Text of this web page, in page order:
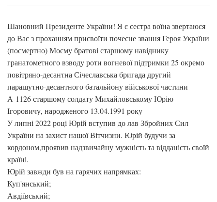
Шановний Президенте України! Я є сестра воїна звертаюся
до Вас з проханням присвоїти почесне звання Героя України
(посмертно) Моєму братові старшому навіднику
гранатометного взводу роти вогневої підтримки 25 окремо
повітряно-десантна Січеславська бригада другий
парашутно-десантного батальйону військової частини
А-1126 старшому солдату Михайловському Юрію
Ігоровичу, народженого 13.04.1991 року
У липні 2022 році Юрій вступив до лав Збройних Сил
України на захист нашої Вітчизни. Юрій будучи за
кордоном,проявив надзвичайну мужність та відданість своїй
країні.
Юрій завжди був на гарячих напрямках:
Куп'янський;
Авдіївський;